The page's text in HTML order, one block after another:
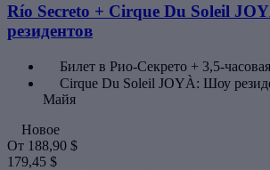
Río Secreto + Cirque Du Soleil
резидентов
Билет в Рио-Секрето + 3,5-
Cirque Du Soleil JOYÀ: Шоу
Майя
Новое
От 188,90 $
179,45 $